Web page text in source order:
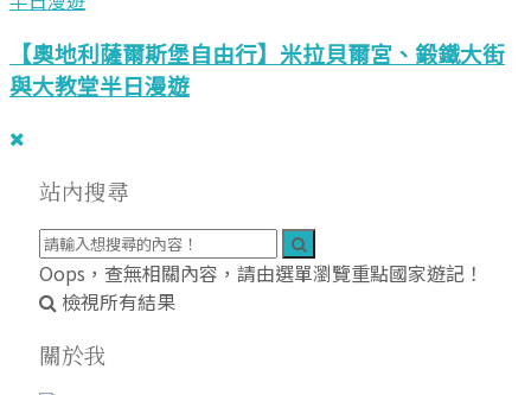
【奧地利薩爾斯堡自由行】米拉貝爾宮、鍛鐵大街
與大教堂半日漫遊
站內搜尋
Oops，查無相關內容，請由選單瀏覽重點國家遊記！
檢視所有結果
關於我